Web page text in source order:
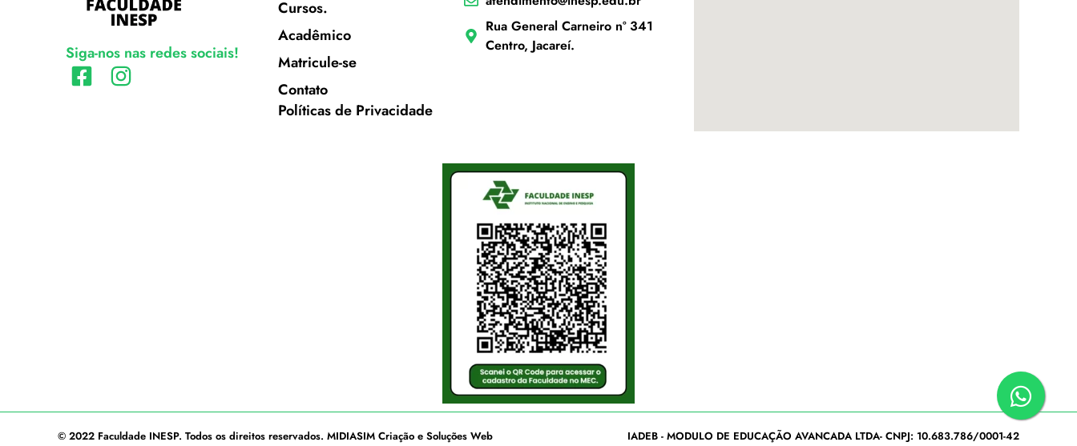
Siga-nos nas redes sociais!
Cursos.
Acadêmico
Matricule-se
Contato
Políticas de Privacidade
Rua General Carneiro nº 341
Centro, Jacareí.
© 2022 Faculdade INESP. Todos os direitos reservados. MIDIASIM Criação e Soluções Web IADEB - MODULO DE EDUCAÇÃO AVANCADA LTDA- CNPJ: 10.683.786/0001-42